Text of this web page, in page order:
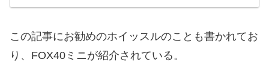
この記事にお勧めのホイッスルのことも書かれてお
り、FOX40ミニが紹介されている。